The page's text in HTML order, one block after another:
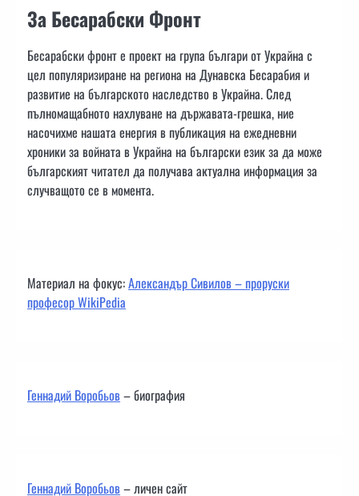
За Бесарабски Фронт
Бесарабски фронт е проект на група българи от Украйна с
цел популяризиране на региона на Дунавска Бесарабия и
развитие на българското наследство в Украйна. След
пълномащабното нахлуване на държавата-грешка, ние
насочихме нашата енергия в публикация на ежедневни
хроники за войната в Украйна на български език за да може
българският читател да получава актуална информация за
случващото се в момента.
Материал на фокус:Александър Сивилов – проруски
професор WikiPedia
Геннадий Воробьов– биография
Геннадий Воробьов– личен сайт